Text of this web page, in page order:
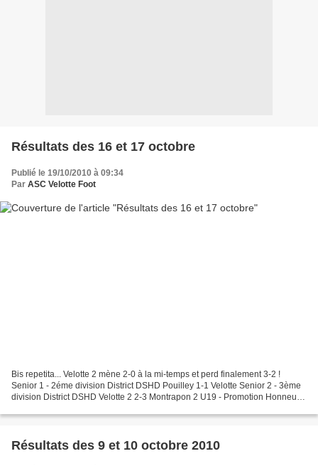
Résultats des 16 et 17 octobre
Publié le 19/10/2010 à 09:34
Par ASC Velotte Foot
Bis repetita... Velotte 2 mène 2-0 à la mi-temps et perd finalement 3-2 !
Senior 1 - 2éme division District DSHD Pouilley 1-1 Velotte Senior 2 - 3ème
division District DSHD Velotte 2 2-3 Montrapon 2 U19 - Promotion Honneur
Résultats des 9 et 10 octobre 2010